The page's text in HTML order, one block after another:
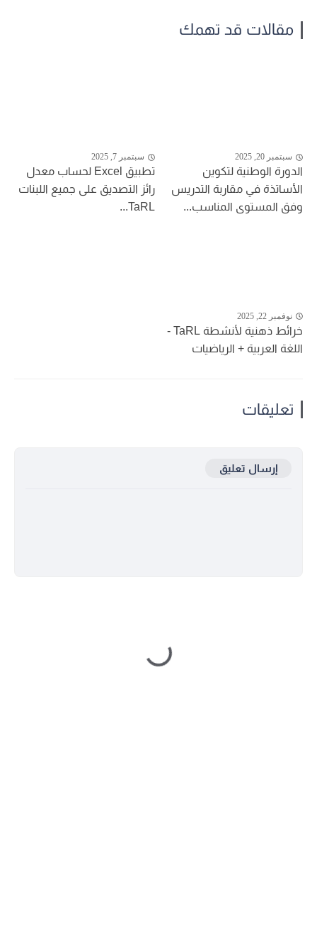
مقالات قد تهمك
سبتمبر 20, 2025
الدورة الوطنية لتكوين
الأساتذة في مقاربة التدريس
وفق المستوى المناسب...
سبتمبر 7, 2025
تطبيق Excel لحساب معدل
رائز التصديق على جميع اللبنات
TaRL...
نوفمبر 22, 2025
خرائط ذهنية لأنشطة TaRL -
اللغة العربية + الرياضيات
تعليقات
إرسال تعليق